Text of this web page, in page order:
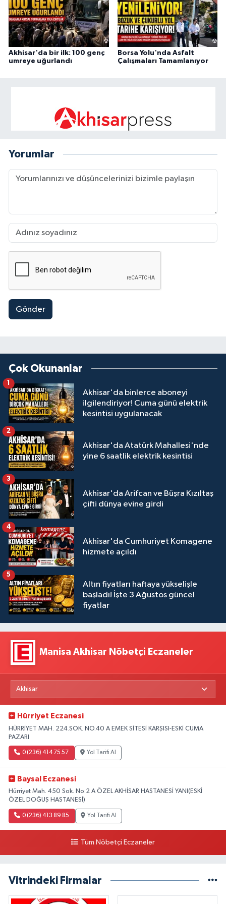
Akhisar'da bir ilk: 100 genç
umreye uğurlandı
Borsa Yolu'nda Asfalt
Çalışmaları Tamamlanıyor
Yorumlar
Gönder
Çok Okunanlar
Akhisar'da binlerce aboneyi
ilgilendiriyor! Cuma günü elektrik
kesintisi uygulanacak
Akhisar'da Atatürk Mahallesi'nde
yine 6 saatlik elektrik kesintisi
2
Akhisar'da Arifcan ve Büşra Kızıltaş
çifti dünya evine girdi
3
Akhisar'da Cumhuriyet Komagene
hizmete açıldı
4
Altın fiyatları haftaya yükselişle
başladı! İşte 3 Ağustos güncel
fiyatlar
5
Manisa Akhisar Nöbetçi Eczaneler
Hürriyet Eczanesi
HÜRRİYET MAH. 224.SOK. NO.40 A EMEK SİTESİ KARŞISI-ESKİ CUMA
PAZARI
0 (236) 414 75 57 Yol Tarifi Al
Baysal Eczanesi
Hürriyet Mah. 450 Sok. No:2 A ÖZEL AKHİSAR HASTANESİ YANI(ESKİ
ÖZEL DOĞUŞ HASTANESİ)
0 (236) 413 89 85 Yol Tarifi Al
Tüm Nöbetçi Eczaneler
Vitrindeki Firmalar